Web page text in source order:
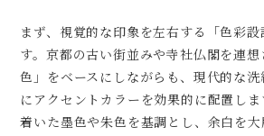
まず、視覚的な印象を左右する「色彩
す。京都の古い街並みや寺社仏閣を連
色」をベースにしながらも、現代的な
にアクセントカラーを効果的に配置し
着いた墨色や朱色を基調とし、余白を